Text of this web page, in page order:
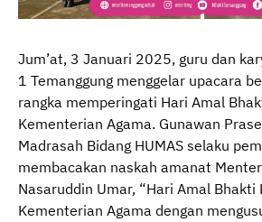
Jum’at, 3 Januari 2025, guru dan
1 Temanggung menggelar upacara
rangka memperingati Hari Amal
Kementerian Agama. Gunawan
Madrasah Bidang HUMAS selaku
membacakan naskah amanat
Nasaruddin Umar, “Hari Amal Bhakti
Kementerian Agama dengan